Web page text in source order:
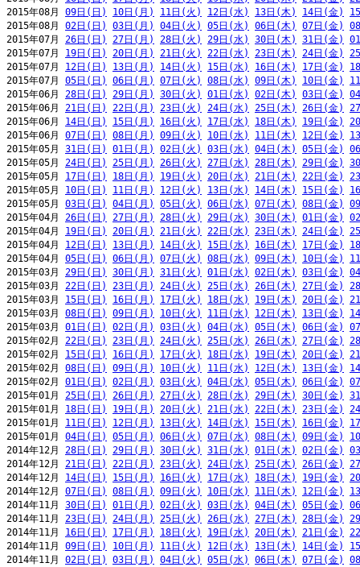
2015年08月 09日(日) 10日(月) 11日(火) 12日(水) 13日(木) 14日(金)
2015年08月 02日(日) 03日(月) 04日(火) 05日(水) 06日(木) 07日(金)
2015年07月 26日(日) 27日(月) 28日(火) 29日(水) 30日(木) 31日(金)
2015年07月 19日(日) 20日(月) 21日(火) 22日(水) 23日(木) 24日(金)
2015年07月 12日(日) 13日(月) 14日(火) 15日(水) 16日(木) 17日(金)
2015年07月 05日(日) 06日(月) 07日(火) 08日(水) 09日(木) 10日(金)
2015年06月 28日(日) 29日(月) 30日(火) 01日(水) 02日(木) 03日(金)
2015年06月 21日(日) 22日(月) 23日(火) 24日(水) 25日(木) 26日(金)
2015年06月 14日(日) 15日(月) 16日(火) 17日(水) 18日(木) 19日(金)
2015年06月 07日(日) 08日(月) 09日(火) 10日(水) 11日(木) 12日(金)
2015年05月 31日(日) 01日(月) 02日(火) 03日(水) 04日(木) 05日(金)
2015年05月 24日(日) 25日(月) 26日(火) 27日(水) 28日(木) 29日(金)
2015年05月 17日(日) 18日(月) 19日(火) 20日(水) 21日(木) 22日(金)
2015年05月 10日(日) 11日(月) 12日(火) 13日(水) 14日(木) 15日(金)
2015年05月 03日(日) 04日(月) 05日(火) 06日(水) 07日(木) 08日(金)
2015年04月 26日(日) 27日(月) 28日(火) 29日(水) 30日(木) 01日(金)
2015年04月 19日(日) 20日(月) 21日(火) 22日(水) 23日(木) 24日(金)
2015年04月 12日(日) 13日(月) 14日(火) 15日(水) 16日(木) 17日(金)
2015年04月 05日(日) 06日(月) 07日(火) 08日(水) 09日(木) 10日(金)
2015年03月 29日(日) 30日(月) 31日(火) 01日(水) 02日(木) 03日(金)
2015年03月 22日(日) 23日(月) 24日(火) 25日(水) 26日(木) 27日(金)
2015年03月 15日(日) 16日(月) 17日(火) 18日(水) 19日(木) 20日(金)
2015年03月 08日(日) 09日(月) 10日(火) 11日(水) 12日(木) 13日(金)
2015年03月 01日(日) 02日(月) 03日(火) 04日(水) 05日(木) 06日(金)
2015年02月 22日(日) 23日(月) 24日(火) 25日(水) 26日(木) 27日(金)
2015年02月 15日(日) 16日(月) 17日(火) 18日(水) 19日(木) 20日(金)
2015年02月 08日(日) 09日(月) 10日(火) 11日(水) 12日(木) 13日(金)
2015年02月 01日(日) 02日(月) 03日(火) 04日(水) 05日(木) 06日(金)
2015年01月 25日(日) 26日(月) 27日(火) 28日(水) 29日(木) 30日(金)
2015年01月 18日(日) 19日(月) 20日(火) 21日(水) 22日(木) 23日(金)
2015年01月 11日(日) 12日(月) 13日(火) 14日(水) 15日(木) 16日(金)
2015年01月 04日(日) 05日(月) 06日(火) 07日(水) 08日(木) 09日(金)
2014年12月 28日(日) 29日(月) 30日(火) 31日(水) 01日(木) 02日(金)
2014年12月 21日(日) 22日(月) 23日(火) 24日(水) 25日(木) 26日(金)
2014年12月 14日(日) 15日(月) 16日(火) 17日(水) 18日(木) 19日(金)
2014年12月 07日(日) 08日(月) 09日(火) 10日(水) 11日(木) 12日(金)
2014年11月 30日(日) 01日(月) 02日(火) 03日(水) 04日(木) 05日(金)
2014年11月 23日(日) 24日(月) 25日(火) 26日(水) 27日(木) 28日(金)
2014年11月 16日(日) 17日(月) 18日(火) 19日(水) 20日(木) 21日(金)
2014年11月 09日(日) 10日(月) 11日(火) 12日(水) 13日(木) 14日(金)
2014年11月 02日(日) 03日(月) 04日(火) 05日(水) 06日(木) 07日(金)